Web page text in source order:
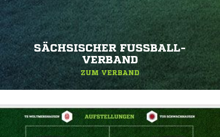
SÄCHSISCHER FUSSBALL-V
ERBAND
ZUM VERBAND